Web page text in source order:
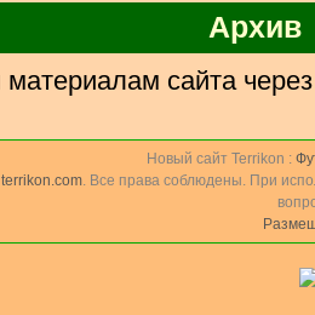
Архив
материалам сайта
Новый сайт Terrikon :
terrikon.com. Все права соблюдены. При